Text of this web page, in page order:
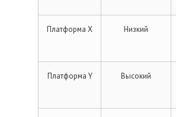
Платформа X Низкий
Платформа Y Высокий